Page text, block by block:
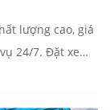
lượng cao, giá
24/7. Đặt xe